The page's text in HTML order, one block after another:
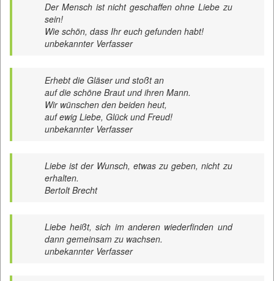
Der Mensch ist nicht geschaffen ohne Liebe zu
sein!
Wie schön, dass Ihr euch gefunden habt!
unbekannter Verfasser
Erhebt die Gläser und stoßt an
auf die schöne Braut und ihren Mann.
Wir wünschen den beiden heut,
auf ewig Liebe, Glück und Freud!
unbekannter Verfasser
Liebe ist der Wunsch, etwas zu geben, nicht zu
erhalten.
Bertolt Brecht
Liebe heißt, sich im anderen wiederfinden und
dann gemeinsam zu wachsen.
unbekannter Verfasser